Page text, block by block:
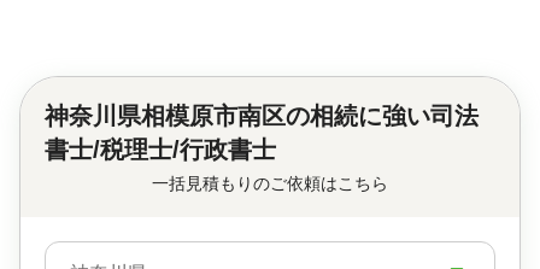
遺言書 / 遺産分割 / 相続財産調査 / 成年後見 / 家族信
託 / 相続手続き / 銀行手続き / 戸籍収集 / 相続人調査
電話相談可 / 訪問可 / 土日相談可 / 初回相談無料 / 18
神奈川県相模原市南区の相続に強い司法
書士/税理士/行政書士
一括見積もりのご依頼はこちら